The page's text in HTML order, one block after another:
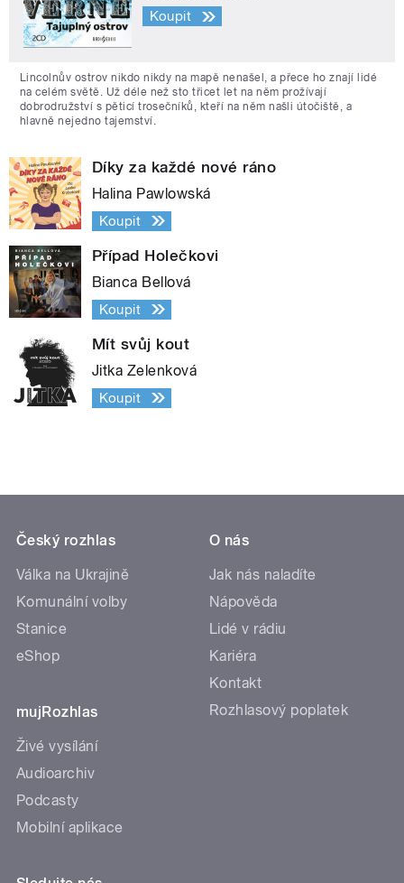
Koupit
Lincolnův ostrov nikdo nikdy na mapě nenašel, a přece ho znají lidé
na celém světě. Už déle než sto třicet let na něm prožívají
dobrodružství s pěticí trosečníků, kteří na něm našli útočiště, a
hlavně nejedno tajemství.
Díky za každé nové ráno
Halina Pawlowská
Koupit
Případ Holečkovi
Bianca Bellová
Koupit
Mít svůj kout
Jitka Zelenková
Koupit
Český rozhlas
Válka na Ukrajině
Komunální volby
Stanice
eShop
mujRozhlas
Živé vysílání
Audioarchiv
Podcasty
Mobilní aplikace
O nás
Jak nás naladíte
Nápověda
Lidé v rádiu
Kariéra
Kontakt
Rozhlasový poplatek